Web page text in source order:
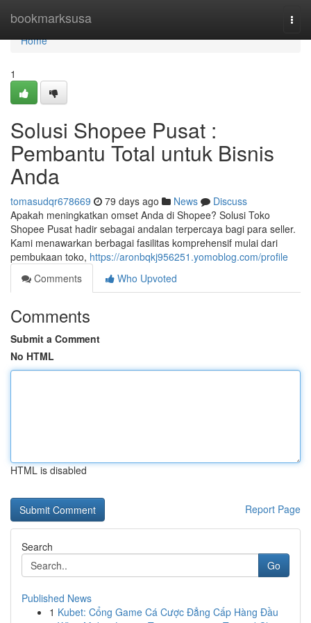
bookmarksusa
Home
Home
1
Solusi Shopee Pusat :
Pembantu Total untuk Bisnis
Anda
tomasudqr678669 79 days ago News
Discuss
Apakah meningkatkan omset Anda di Shopee? Solusi Toko
Shopee Pusat hadir sebagai andalan terpercaya bagi para seller.
Kami menawarkan berbagai fasilitas komprehensif mulai dari
pembukaan toko, https://aronbqkj956251.yomoblog.com/profile
Comments
Who Upvoted
Comments
Submit a Comment
No HTML
HTML is disabled
Report Page
Search
Go
Published News
1 Kubet: Cổng Game Cá Cược Đẳng Cấp Hàng Đầu